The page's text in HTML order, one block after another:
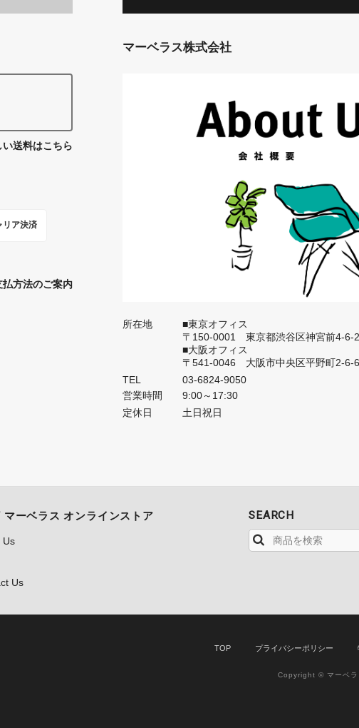
い送料はこちら
リア決済
方法のご案内
マーベラス株式会社
所在地
■東京オフィス
〒150-0001 東京都渋谷区神宮前4-
■大阪オフィス
〒541-0046 大阪市中央区平野町2-
TEL
03-6824-9050
営業時間
9:00～17:30
定休日
土日祝日
マーベラス オンラインストア
Us
Us
SEARCH
TOP プライバシーポリシー
Copyright © マーベ